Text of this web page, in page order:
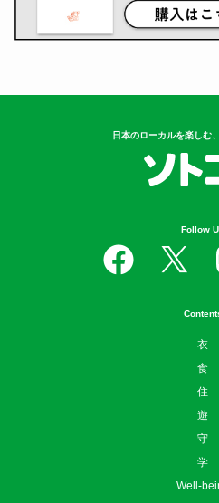
日本のローカルを楽しむ
Follow
衣
食
住
遊
守
学
Well-